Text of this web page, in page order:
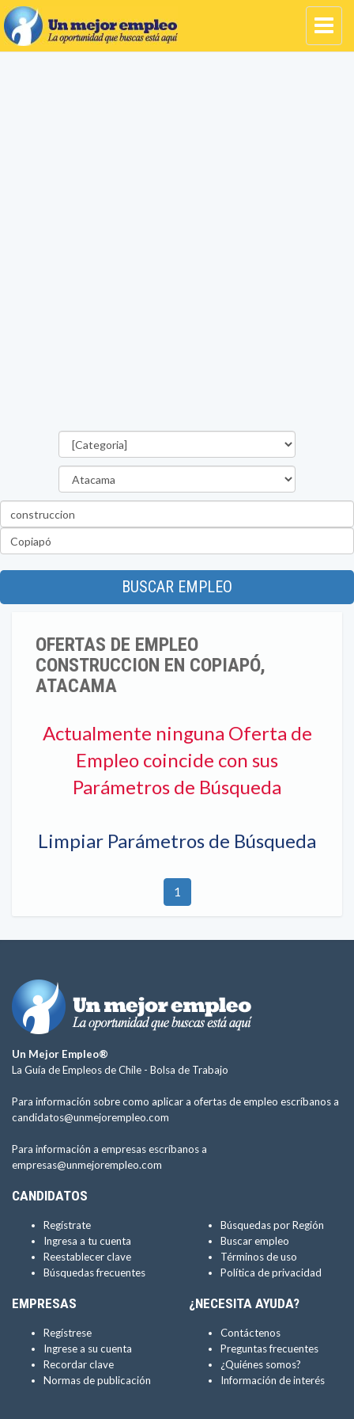
BUSCAR EMPLEO
OFERTAS DE EMPLEO
CONSTRUCCION EN COPIAPÓ,
ATACAMA
Actualmente ninguna Oferta de
Empleo coincide con sus
Parámetros de Búsqueda
Limpiar Parámetros de Búsqueda
1
Un Mejor Empleo®
La Guía de Empleos de Chile - Bolsa de Trabajo
Para información sobre como aplicar a ofertas de empleo escríbanos a
candidatos@unmejorempleo.com
Para información a empresas escríbanos a
empresas@unmejorempleo.com
CANDIDATOS
Regístrate
Ingresa a tu cuenta
Reestablecer clave
Búsquedas frecuentes
Búsquedas por Región
Buscar empleo
Términos de uso
Política de privacidad
EMPRESAS
Regístrese
Ingrese a su cuenta
Recordar clave
Normas de publicación
¿NECESITA AYUDA?
Contáctenos
Preguntas frecuentes
¿Quiénes somos?
Información de interés